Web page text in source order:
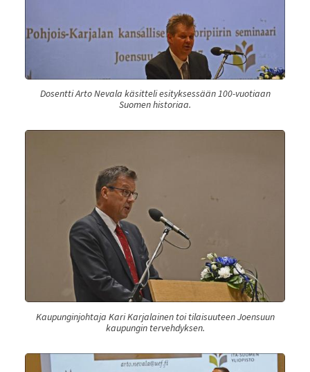
Dosentti Arto Nevala käsitteli esityksessään 100-vuotiaan
Suomen historiaa.
Kaupunginjohtaja Kari Karjalainen toi tilaisuuteen Joensuun
kaupungin tervehdyksen.